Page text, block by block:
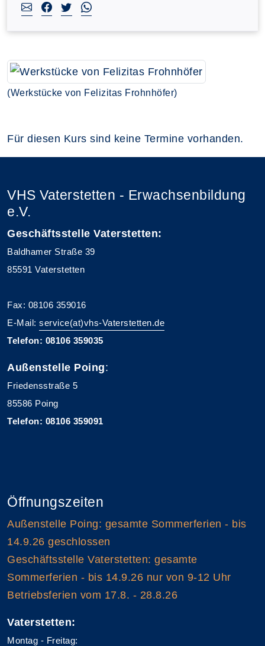
(Werkstücke von Felizitas Frohnhöfer)
Für diesen Kurs sind keine Termine vorhanden.
VHS Vaterstetten - Erwachsenbildung
e.V.
Geschäftsstelle Vaterstetten:
Baldhamer Straße 39
85591 Vaterstetten
Fax: 08106 359016
E-Mail: service(at)vhs-Vaterstetten.de
Telefon: 08106 359035
Außenstelle Poing:
Friedensstraße 5
85586 Poing
Telefon: 08106 359091
Öffnungszeiten
Außenstelle Poing: gesamte Sommerferien - bis
14.9.26 geschlossen
Geschäftsstelle Vaterstetten: gesamte
Sommerferien - bis 14.9.26 nur von 9-12 Uhr
Betriebsferien vom 17.8. - 28.8.26
Vaterstetten:
Montag - Freitag: